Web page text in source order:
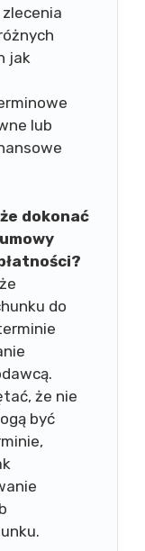
jak
lub
dokonać
do
że nie
być